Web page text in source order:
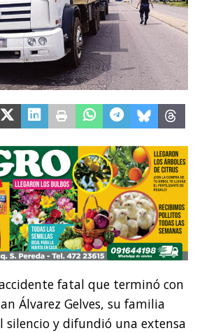
fatal que terminó con
Álvarez Gelves, su familia
silencio y difundió una extensa